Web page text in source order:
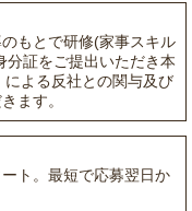
もとで研修(家事スキル
分証をご提出いただき本
による反社との関与及び
ます。
ト。最短で応募翌日か